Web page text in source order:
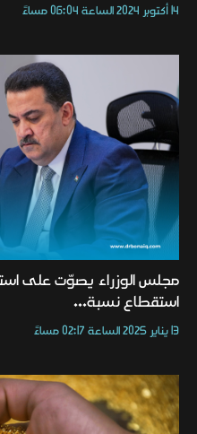
14 أكتوبر 2024 الساعة 06:04 مساءً
مجلس الوزراء يصوّت على
استقطاع نسبة...
13 يناير 2025 الساعة 02:17 مساءً